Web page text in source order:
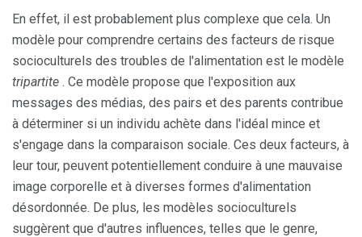
En effet, il est probablement plus complexe que cela. Un
modèle pour comprendre certains des facteurs de risque
socioculturels des troubles de l'alimentation est le modèle
tripartite . Ce modèle propose que l'exposition aux
messages des médias, des pairs et des parents contribue
à déterminer si un individu achète dans l'idéal mince et
s'engage dans la comparaison sociale. Ces deux facteurs, à
leur tour, peuvent potentiellement conduire à une mauvaise
image corporelle et à diverses formes d'alimentation
désordonnée. De plus, les modèles socioculturels
suggèrent que d'autres influences, telles que le genre,